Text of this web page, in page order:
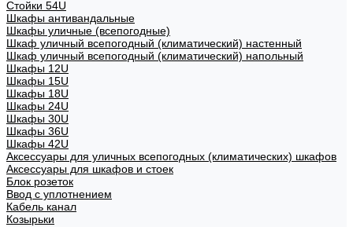
Стойки 54U
Шкафы антивандальные
Шкафы уличные (всепогодные)
Шкаф уличный всепогодный (климатический) настенный
Шкаф уличный всепогодный (климатический) напольный
Шкафы 12U
Шкафы 15U
Шкафы 18U
Шкафы 24U
Шкафы 30U
Шкафы 36U
Шкафы 42U
Аксессуары для уличных всепогодных (климатических) шкафов
Аксессуары для шкафов и стоек
Блок розеток
Ввод с уплотнением
Кабель канал
Козырьки